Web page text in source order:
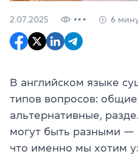
2.07.2025 6
В английском языке
типов вопросов:
альтернативные,
могут быть разными —
что именно мы хотим